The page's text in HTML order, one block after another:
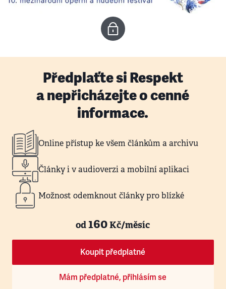
Předplaťte si Respekt
a nepřicházejte o cenné
informace.
Online přístup ke všem článkům a archivu
Články i v audioverzi a mobilní aplikaci
Možnost odemknout články pro blízké
od160Kč/měsíc
Koupit předplatné
Mám předplatné, přihlásím se